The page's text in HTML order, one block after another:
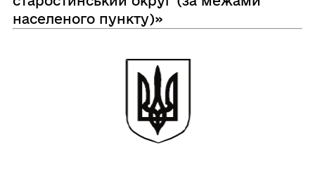
населеного пункту)»